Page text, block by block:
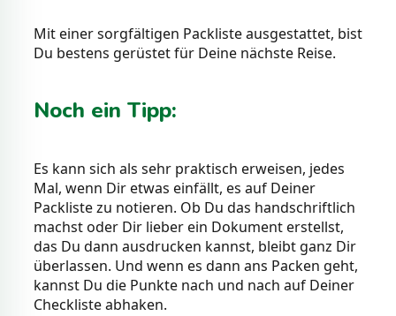
Mit einer sorgfältigen Packliste ausgestattet, bist
Du bestens gerüstet für Deine nächste Reise.
Noch ein Tipp:
Es kann sich als sehr praktisch erweisen, jedes
Mal, wenn Dir etwas einfällt, es auf Deiner
Packliste zu notieren. Ob Du das handschriftlich
machst oder Dir lieber ein Dokument erstellst,
das Du dann ausdrucken kannst, bleibt ganz Dir
überlassen. Und wenn es dann ans Packen geht,
kannst Du die Punkte nach und nach auf Deiner
Checkliste abhaken.